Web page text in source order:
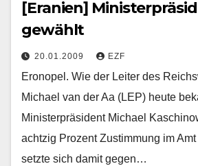
[Eranien]
gewählt
20.01.2009 EZF
Eronopel. Wie der Leiter des
Michael van der Aa (LEP) heute
Ministerpräsident Michael
achtzig Prozent Zustimmung im
setzte sich damit gegen…